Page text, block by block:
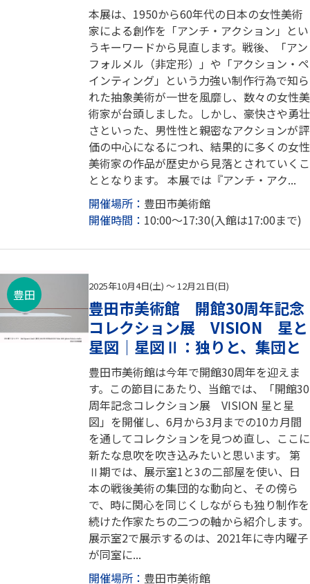
本展は、1950から60年代の日本の女性美術
家による創作を「アンチ・アクション」とい
うキーワードから見直します。戦後、「アン
フォルメル（非定形）」や「アクション・ペ
インティング」という力強い制作行為で知ら
れた抽象美術が一世を風靡し、数々の女性美
術家が台頭しました。しかし、豪快さや勇壮
さといった、男性性と親密なアクションが評
価の中心になるにつれ、結果的に多くの女性
美術家の作品が歴史から見落とされていくこ
ととなります。 本展では『アンチ・アク...
開催場所： 豊田市美術館
開催時間： 10:00～17:30(入館は17:00まで)
豊田
2025年10月4日(土) ～ 12月21日(日)
豊田市美術館 開館30周年記念
コレクション展 VISION 星と
星図｜星図Ⅱ：独りと、集団と
豊田市美術館は今年で開館30周年を迎えま
す。この節目にあたり、当館では、「開館30
周年記念コレクション展 VISION 星と星
図」を開催し、6月から3月までの10カ月間
を通してコレクションを見つめ直し、ここに
新たな息吹を吹き込みたいと思います。 第
Ⅱ期では、展示室1と3の二部屋を使い、日
本の戦後美術の集団的な動向と、その傍ら
で、時に関心を同じくしながらも独り制作を
続けた作家たちの二つの軸から紹介します。
展示室2で展示するのは、2021年に寺内曜子
が同室に...
開催場所： 豊田市美術館